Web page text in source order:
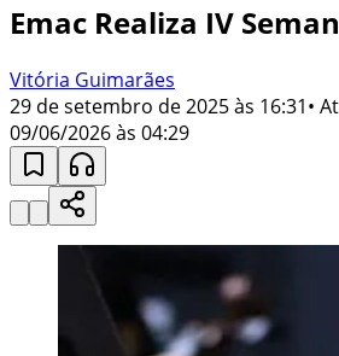
Emac Realiza IV
Vitória Guimarães
29 de setembro de 2025 às 16:31•
09/06/2026 às 04:29